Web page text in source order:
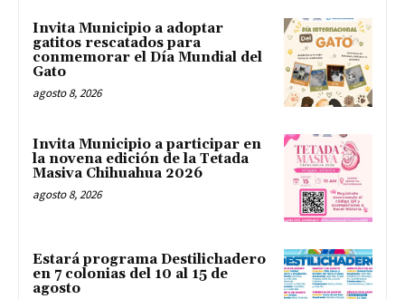
Invita Municipio a adoptar
gatitos rescatados para
conmemorar el Día Mundial del
Gato
agosto 8, 2026
Invita Municipio a participar en
la novena edición de la Tetada
Masiva Chihuahua 2026
agosto 8, 2026
Estará programa Destilichadero
en 7 colonias del 10 al 15 de
agosto